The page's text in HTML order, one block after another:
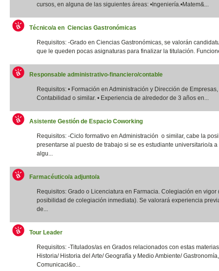
cursos, en alguna de las siguientes áreas: •Ingeniería.•Matem&...
Técnico/a en Ciencias Gastronómicas
Requisitos: -Grado en Ciencias Gastronómicas, se valorán
que le queden pocas asignaturas para finalizar la titulación.
Responsable administrativo-financiero/contable
Requisitos: • Formación en Administración y Dirección de
Contabilidad o similar. • Experiencia de alrededor de 3 años en...
Asistente Gestión de Espacio Coworking
Requisitos: -Ciclo formativo en Administración o similar, cabe la
presentarse al puesto de trabajo si se es estudiante universitario/a a
algu...
Farmacéutico/a adjunto/a
Requisitos: Grado o Licenciatura en Farmacia. Colegiación en vigor
posibilidad de colegiación inmediata). Se valorará experiencia
de...
Tour Leader
Requisitos: -Titulados/as en Grados relacionados con estas
Historia/ Historia del Arte/ Geografía y Medio Ambiente/ Gastronomía,
Comunicaci&o...